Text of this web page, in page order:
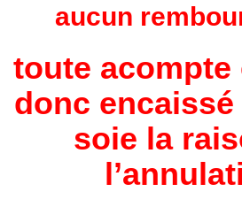
aucun
toute acompte
donc
soie la